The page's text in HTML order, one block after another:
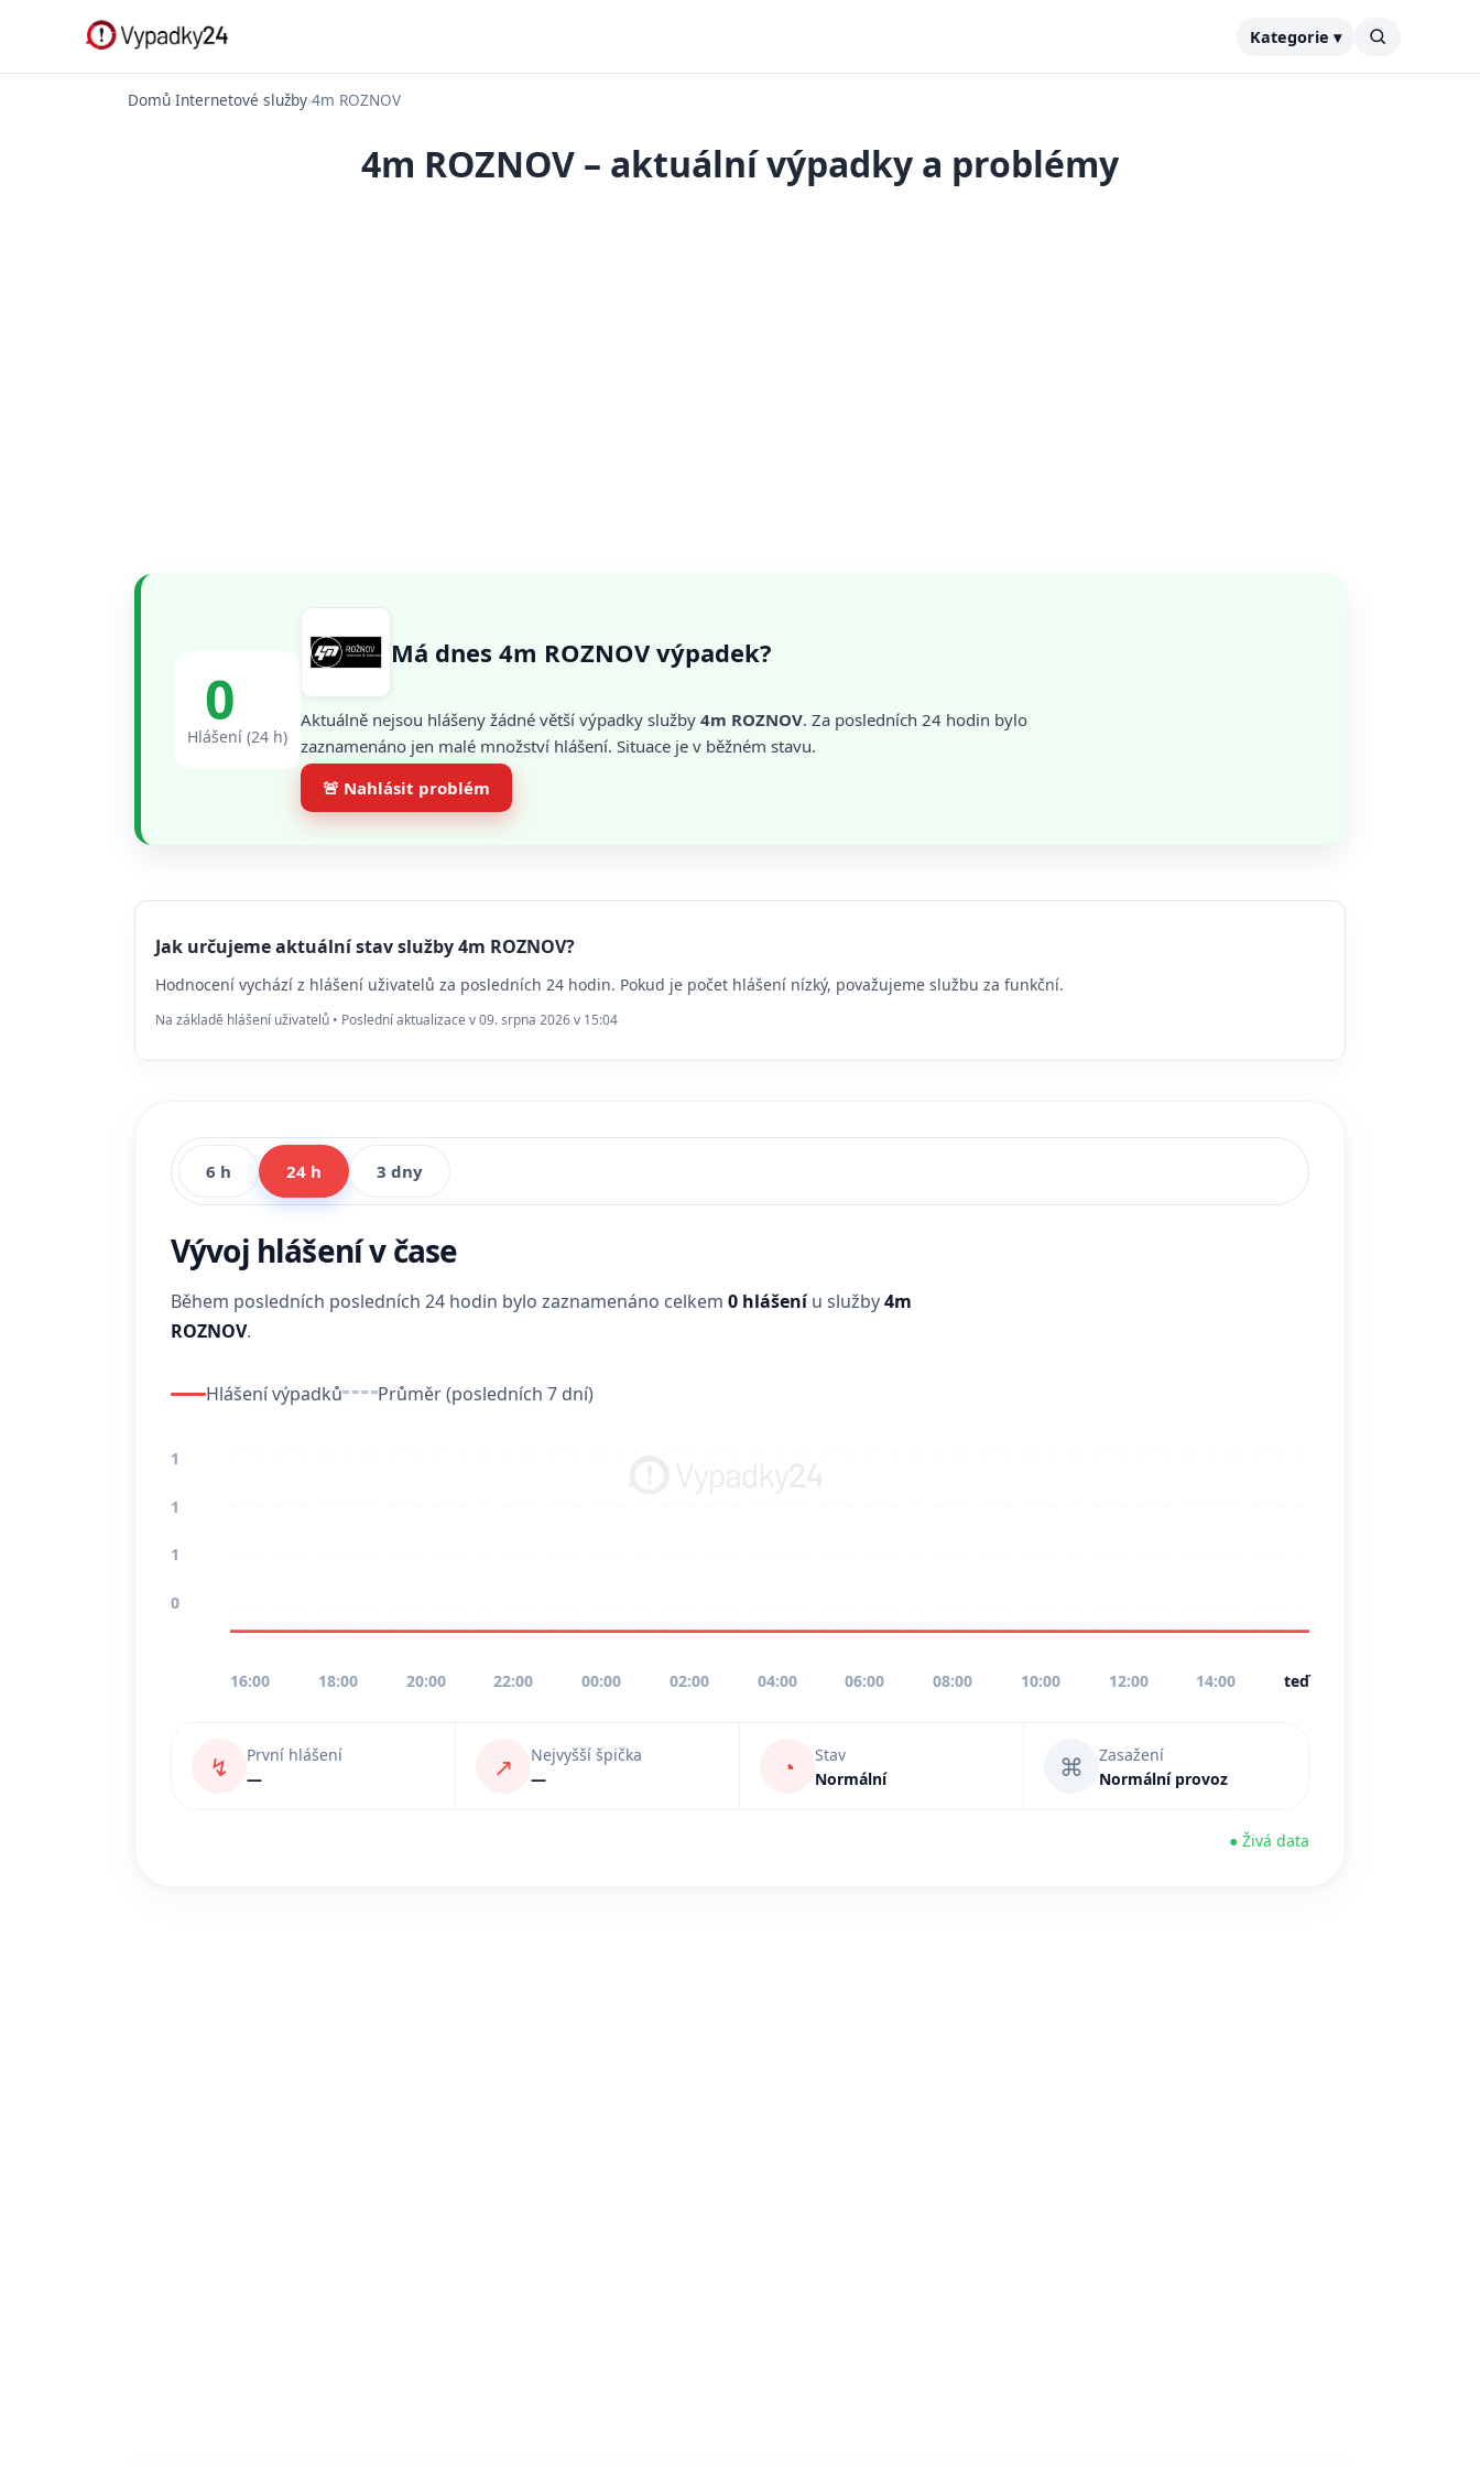
Kategorie ▾
Domů›Internetové služby›4m ROZNOV
4m ROZNOV – aktuální výpadky a problémy
0
Hlášení (24 h)
Má dnes 4m ROZNOV výpadek?
Aktuálně nejsou hlášeny žádné větší výpadky služby 4m ROZNOV. Za posledních 24 hodin bylo
zaznamenáno jen malé množství hlášení. Situace je v běžném stavu.
🚨 Nahlásit problém
Jak určujeme aktuální stav služby 4m ROZNOV?
Hodnocení vychází z hlášení uživatelů za posledních 24 hodin. Pokud je počet hlášení nízký, považujeme službu za funkční.
Na základě hlášení uživatelů • Poslední aktualizace v 09. srpna 2026 v 15:04
6 h 24 h 3 dny
Vývoj hlášení v čase
Během posledních posledních 24 hodin bylo zaznamenáno celkem 0 hlášeníu služby4m
ROZNOV.
Hlášení výpadků Průměr (posledních 7 dní)
1
1
1
0
16:00 18:00 20:00 22:00 00:00 02:00 04:00 06:00 08:00 10:00 12:00 14:00 teď
↯
První hlášení
—
↗
Nejvyšší špička
—
◔
Stav
Normální
⌘
Zasažení
Normální provoz
● Živá data